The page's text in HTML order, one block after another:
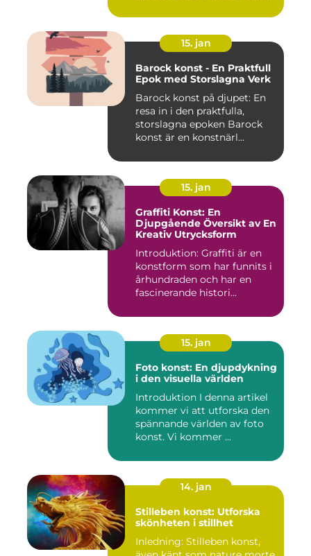
15. jan
Barock konst - En Praktfull
Epok med Storslagna Verk
Barock konst på djupet: En
resa in i den praktfulla,
storslagna epoken Barock
konst är en konstnärl...
15. jan
Graffiti Konst: En
Djupgående Översikt av En
Kreativ Utrycksform
Introduktion: Graffiti är en
konstform som har funnits i
århundraden och har en
fascinerande histori...
15. jan
Foto konst: En djupdykning
i den visuella världen
Introduktion I denna artikel
kommer vi att utforska den
spännande världen av foto
konst. Vi kommer ...
14. jan
Stilleben konst: Utforska
skönheten i stillhet
Inledning: Stilleben konst,